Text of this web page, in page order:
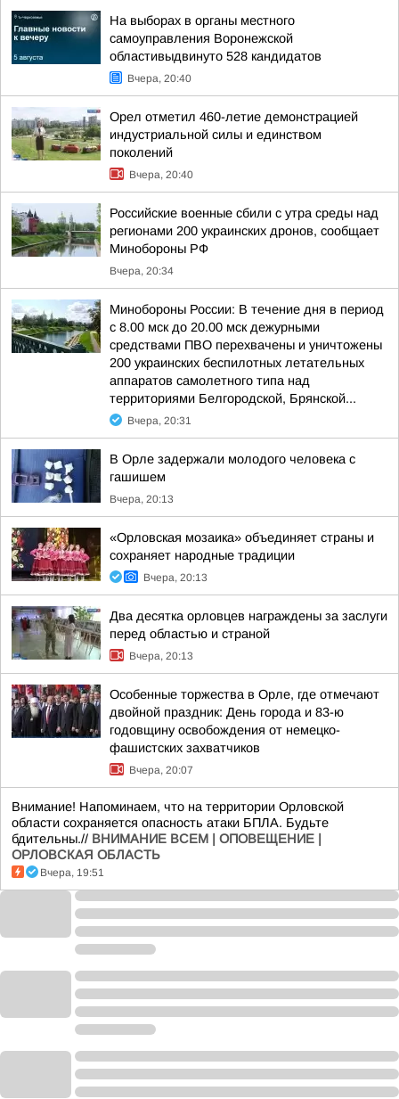
На выборах в органы местного
самоуправления Воронежской
областивыдвинуто 528 кандидатов
Вчера, 20:40
Орел отметил 460-летие демонстрацией
индустриальной силы и единством
поколений
Вчера, 20:40
Российские военные сбили с утра среды над
регионами 200 украинских дронов, сообщает
Минобороны РФ
Вчера, 20:34
Минобороны России: В течение дня в период
с 8.00 мск до 20.00 мск дежурными
средствами ПВО перехвачены и уничтожены
200 украинских беспилотных летательных
аппаратов самолетного типа над
территориями Белгородской, Брянской...
Вчера, 20:31
В Орле задержали молодого человека с
гашишем
Вчера, 20:13
«Орловская мозаика» объединяет страны и
сохраняет народные традиции
Вчера, 20:13
Два десятка орловцев награждены за заслуги
перед областью и страной
Вчера, 20:13
Особенные торжества в Орле, где отмечают
двойной праздник: День города и 83-ю
годовщину освобождения от немецко-
фашистских захватчиков
Вчера, 20:07
Внимание! Напоминаем, что на территории Орловской
области сохраняется опасность атаки БПЛА. Будьте
бдительны.// ВНИМАНИЕ ВСЕМ | ОПОВЕЩЕНИЕ |
ОРЛОВСКАЯ ОБЛАСТЬ
Вчера, 19:51